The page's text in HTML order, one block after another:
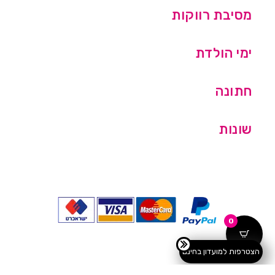
מסיבת רווקות
ימי הולדת
חתונה
שונות
0
הצטרפות למועדון בחינם